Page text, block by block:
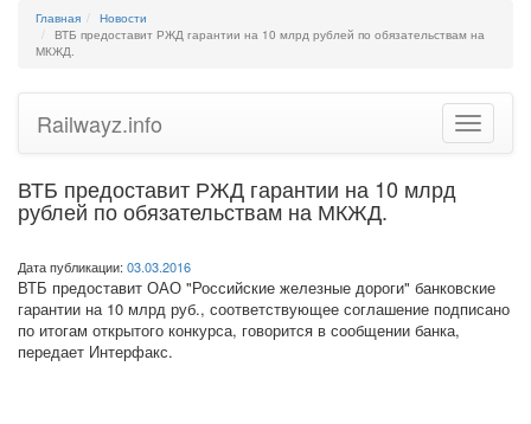
Главная
Новости
ВТБ предоставит РЖД гарантии на 10 млрд рублей по обязательствам на
МКЖД.
Toggle
Railwayz.info
ВТБ предоставит РЖД гарантии на 10 млрд
рублей по обязательствам на МКЖД.
Дата публикации: 03.03.2016
ВТБ предоставит ОАО "Российские железные дороги" банковские
гарантии на 10 млрд руб., соответствующее соглашение подписано
по итогам открытого конкурса, говорится в сообщении банка,
передает Интерфакс.